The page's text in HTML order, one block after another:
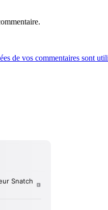
de vos commentaires sont